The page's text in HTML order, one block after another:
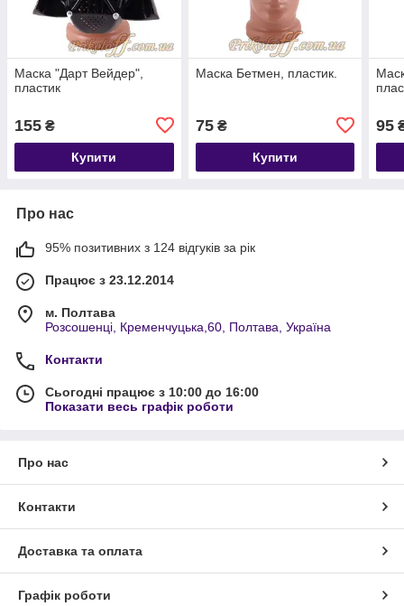
Маска "Дарт Вейдер",
пластик
155 ₴
Купити
Маска Бетмен, пластик.
75₴
Купити
95
Про нас
95% позитивних з 124 відгуків за рік
Працює з 23.12.2014
м. Полтава
Розсошенці, Кременчуцька,60, Полтава, Україна
Контакти
Сьогодні працює з 10:00 до 16:00
Показати весь графік роботи
Про нас
Контакти
Доставка та оплата
Графік роботи